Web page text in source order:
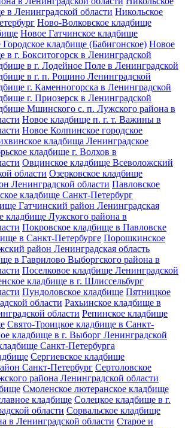
в Ленинградской области Никольское
Ново-Волковское кладбище
Новое Гатчинское кладбище
кладбище (Бабигонское) Новое
в г. Бокситогорск в Ленинградской
в г. Лодейное Поле в Ленинградской
в г. п. Рощино Ленинградской
г. Каменногорска в Ленинградской
г. Приозерск в Ленинградской
Мшинского с. п. Лужского района в
Новое кладбище п. г. т. Важины в
Новое Колпинское городское
кладбища Ленинградское
кладбище г. Волхов в
Овцинское кладбище Всеволожский
области Озерковское кладбище
Ленинградской области Павловское
кладбище Санкт-Петербург
Гатчинский район Ленинградская
кладбище Лужского района в
Покровское кладбище в Павловске
в Санкт-Петербурге Порошкинское
район Ленинградская область
в Гаврилово Выборгского района в
Поселковое кладбище Ленинградской
кладбище в г. Шлиссельбург
Пундоловское кладбище Пятницкое
области Рахьинское кладбище в
области Репинское кладбище
Свято-Троицкое кладбище в Санкт-
кладбище в г. Выборг Ленинградской
Санкт-Петербурга
Сергиевское кладбище
Санкт-Петербург Сертоловское
района Ленинградской области
Смоленское лютеранское кладбище
кладбище Солецкое кладбище в г.
области Сорвальское кладбище
в Ленинградской области Старое и